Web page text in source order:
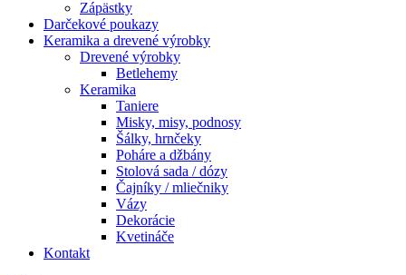
Zápästky
Darčekové poukazy
Keramika a drevené výrobky
Drevené výrobky
Betlehemy
Keramika
Taniere
Misky, misy, podnosy
Šálky, hrnčeky
Poháre a džbány
Stolová sada / dózy
Čajníky / mliečniky
Vázy
Dekorácie
Kvetináče
Kontakt